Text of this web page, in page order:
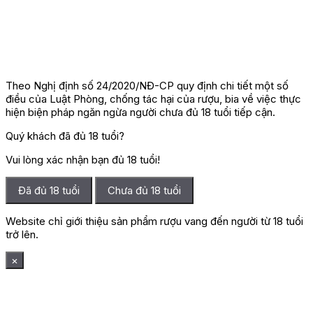
Theo Nghị định số 24/2020/NĐ-CP quy định chi tiết một số
điều của Luật Phòng, chống tác hại của rượu, bia về việc thực
hiện biện pháp ngăn ngừa người chưa đủ 18 tuổi tiếp cận.
Quý khách đã đủ 18 tuổi?
Vui lòng xác nhận bạn đủ 18 tuổi!
Đã đủ 18 tuổi Chưa đủ 18 tuổi
Website chỉ giới thiệu sản phẩm rượu vang đến người từ 18 tuổi
trở lên.
×